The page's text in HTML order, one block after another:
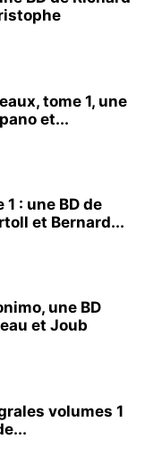
tome 1, une
et...
: une BD de
et Bernard...
une BD
et Joub
volumes 1